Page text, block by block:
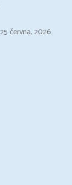
25 června, 2026